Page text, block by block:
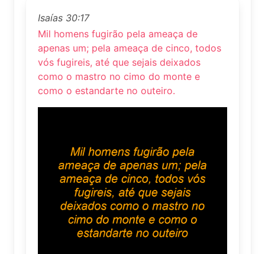
Isaías 30:17
Mil homens fugirão pela ameaça de
apenas um; pela ameaça de cinco, todos
vós fugireis, até que sejais deixados
como o mastro no cimo do monte e
como o estandarte no outeiro.